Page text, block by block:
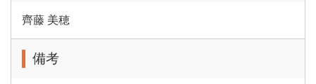
齊藤 美穂
備考